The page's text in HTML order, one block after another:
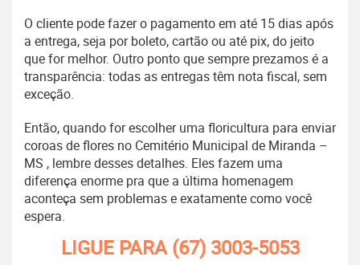
O cliente pode fazer o pagamento em até 15 dias após
a entrega, seja por boleto, cartão ou até pix, do jeito
que for melhor. Outro ponto que sempre prezamos é a
transparência: todas as entregas têm nota fiscal, sem
exceção.
Então, quando for escolher uma floricultura para enviar
coroas de flores no Cemitério Municipal de Miranda –
MS , lembre desses detalhes. Eles fazem uma
diferença enorme pra que a última homenagem
aconteça sem problemas e exatamente como você
espera.
LIGUE PARA(67) 3003-5053